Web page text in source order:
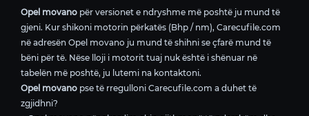
Opel movano për versionet e ndryshme më poshtë ju mund të
gjeni. Kur shikoni motorin përkatës (Bhp / nm), Carecufile.com
në adresën Opel movano ju mund të shihni se çfarë mund të
bëni për të. Nëse lloji i motorit tuaj nuk është i shënuar në
tabelën më poshtë, ju lutemi na kontaktoni.
Opel movano pse të rregulloni Carecufile.com a duhet të
zgjidhni?